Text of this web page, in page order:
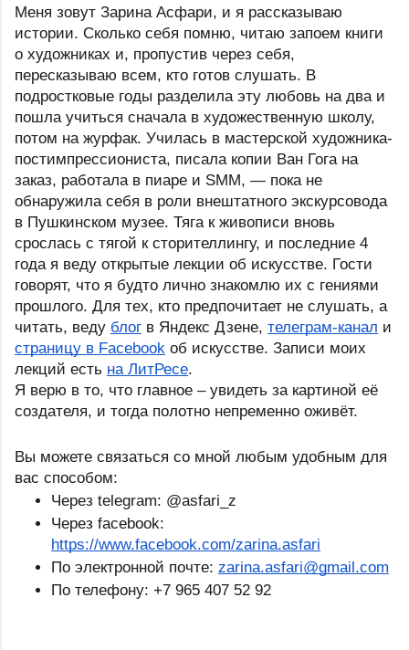
Меня зовут Зарина Асфари, и я рассказываю
истории. Сколько себя помню, читаю запоем книги
о художниках и, пропустив через себя,
пересказываю всем, кто готов слушать. В
подростковые годы разделила эту любовь на два и
пошла учиться сначала в художественную школу,
потом на журфак. Училась в мастерской художника-
постимпрессиониста, писала копии Ван Гога на
заказ, работала в пиаре и SMM, — пока не
обнаружила себя в роли внештатного экскурсовода
в Пушкинском музее. Тяга к живописи вновь
срослась с тягой к сторителлингу, и последние 4
года я веду открытые лекции об искусстве. Гости
говорят, что я будто лично знакомлю их с гениями
прошлого. Для тех, кто предпочитает не слушать, а
читать, веду блог в Яндекс Дзене, телеграм-канал
страницу в Facebook об искусстве. Записи моих
лекций есть на ЛитРесе.
Я верю в то, что главное – увидеть за картиной её
создателя, и тогда полотно непременно оживёт.
Вы можете связаться со мной любым удобным для
вас способом:
Через telegram: @asfari_z
https://www.facebook.com/zarina.asfari
По электронной почте: zarina.asfari@gmail.com
По телефону: +7 965 407 52 92